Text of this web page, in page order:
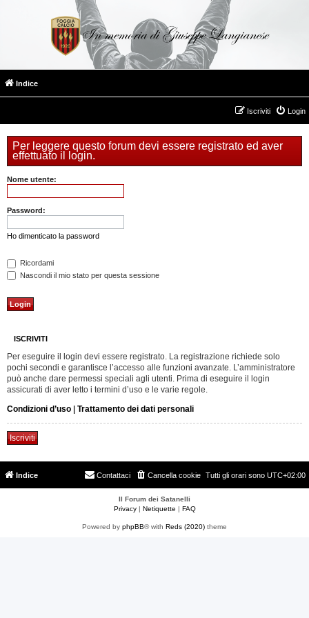
Indice
Login
Iscriviti
Per leggere questo forum devi essere registrato ed aver
effettuato il login.
Nome utente:
Password:
Ho dimenticato la password
Ricordami
Nascondi il mio stato per questa sessione
ISCRIVITI
Per eseguire il login devi essere registrato. La registrazione richiede solo
pochi secondi e garantisce l’accesso alle funzioni avanzate. L’amministratore
può anche dare permessi speciali agli utenti. Prima di eseguire il login
assicurati di aver letto i termini d’uso e le varie regole.
Condizioni d’uso | Trattamento dei dati personali
Iscriviti
Indice Tutti gli orari sono UTC+02:00
Cancella cookie
Contattaci
Il Forum dei Satanelli
Privacy| Netiquette | FAQ
Powered by phpBB® with Reds (2020) theme